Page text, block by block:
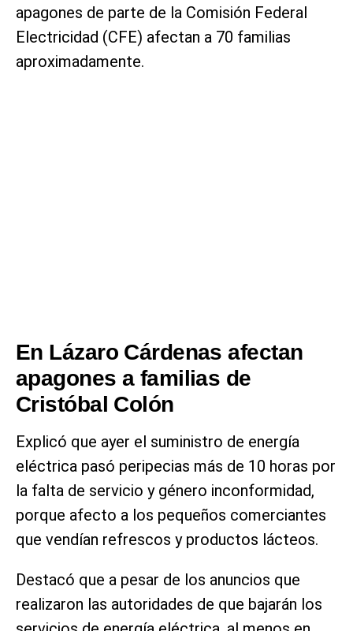
apagones de parte de la Comisión Federal
Electricidad (CFE) afectan a 70 familias
aproximadamente.
En Lázaro Cárdenas afectan
apagones a familias de
Cristóbal Colón
Explicó que ayer el suministro de energía
eléctrica pasó peripecias más de 10 horas por
la falta de servicio y género inconformidad,
porque afecto a los pequeños comerciantes
que vendían refrescos y productos lácteos.
Destacó que a pesar de los anuncios que
realizaron las autoridades de que bajarán los